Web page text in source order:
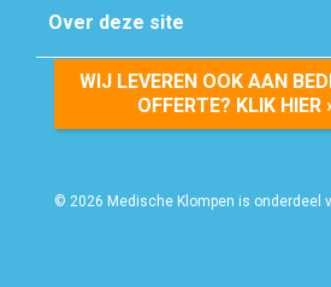
Over deze site
WIJ LEVEREN OOK AAN
OFFERTE? KLIK HIER
© 2026 Medische Klompen is onderdeel